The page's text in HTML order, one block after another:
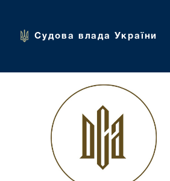
Судова влада України